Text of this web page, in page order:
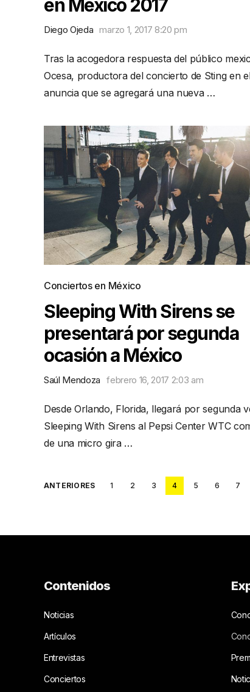
en México 2017
Diego Ojeda marzo 1, 2017 8:20 pm
Tras la acogedora respuesta del público
Ocesa, productora del concierto de Sting en
anuncia que se agregará una nueva …
Conciertos en México
Sleeping With Sirens se
presentará por segunda
ocasión a México
Saúl Mendoza febrero 16, 2017 2:03 am
Desde Orlando, Florida, llegará por segunda
Sleeping With Sirens al Pepsi Center WTC
de una micro gira …
Posts
ANTERIORES 1 2 3 4 5 6 7
Contenidos
Noticias
Artículos
Entrevistas
Conciertos